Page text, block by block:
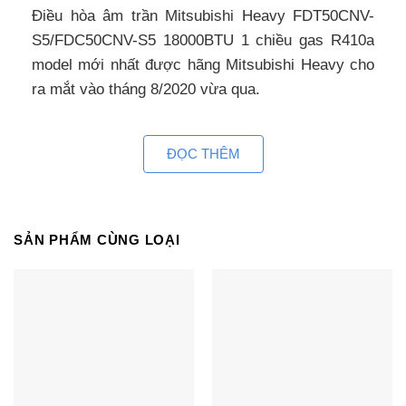
Điều hòa âm trần Mitsubishi Heavy FDT50CNV-
S5/FDC50CNV-S5 18000BTU 1 chiều gas R410a
model mới nhất được hãng Mitsubishi Heavy cho
ra mắt vào tháng 8/2020 vừa qua.
Thương hiệu Nhật Bản, nhập khẩu Thái Lan
Điều hòa Mitsubishi Heavy – Thương hiệu điều
Sharp, Toshiba… luôn đi đầu thế giới về công
ĐỌC THÊM
SẢN PHẨM CÙNG LOẠI